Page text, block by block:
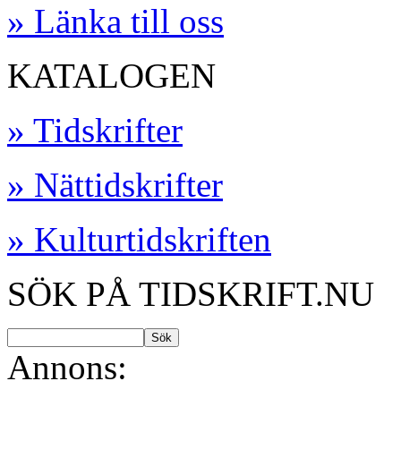
» Länka till oss
KATALOGEN
» Tidskrifter
» Nättidskrifter
» Kulturtidskriften
SÖK PÅ TIDSKRIFT.NU
Annons: